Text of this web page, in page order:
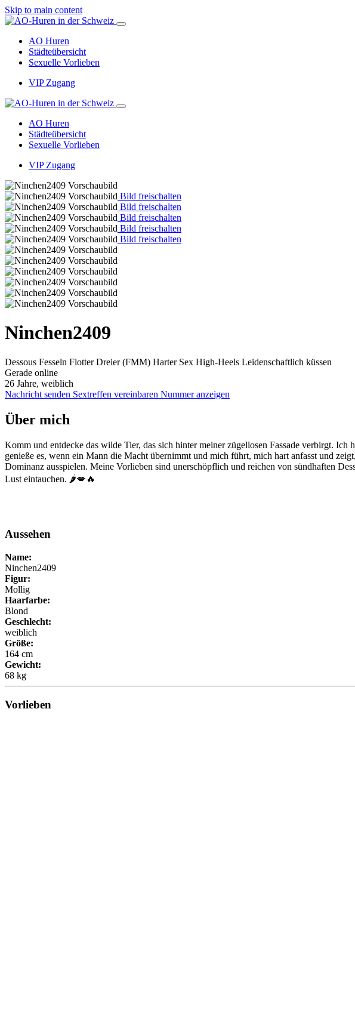
Skip to main content
AO Huren
Städteübersicht
Sexuelle Vorlieben
VIP Zugang
AO Huren
Städteübersicht
Sexuelle Vorlieben
VIP Zugang
Bild freischalten
Bild freischalten
Bild freischalten
Bild freischalten
Bild freischalten
Ninchen2409
Dessous Fesseln Flotter Dreier (FMM) Harter Sex High-Heels Leidenschaftlich küssen
Gerade online
26 Jahre, weiblich
Nachricht senden Sextreffen vereinbaren Nummer anzeigen
Über mich
Komm und entdecke das wilde Tier, das sich hinter meiner zügellosen Fassade verbirgt.
genieße es, wenn ein Mann die Macht übernimmt und mich führt, mich hart anfasst und
Dominanz ausspielen. Meine Vorlieben sind unerschöpflich und reichen von sündhaften
Lust eintauchen. 🌶️💋🔥
Aussehen
Name:
Ninchen2409
Figur:
Mollig
Haarfarbe:
Blond
Geschlecht:
weiblich
Größe:
164 cm
Gewicht:
68 kg
Vorlieben